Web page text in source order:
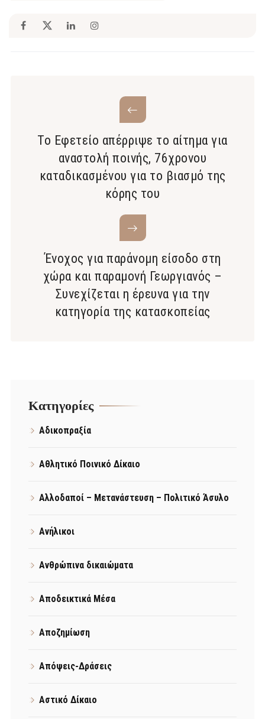
Το Εφετείο απέρριψε το αίτημα για
αναστολή ποινής, 76χρονου
καταδικασμένου για το βιασμό της
κόρης του
Ένοχος για παράνομη είσοδο στη
χώρα και παραμονή Γεωργιανός –
Συνεχίζεται η έρευνα για την
κατηγορία της κατασκοπείας
Kατηγορίες
Αδικοπραξία
Αθλητικό Ποινικό Δίκαιο
Αλλοδαποί – Μετανάστευση – Πολιτικό Άσυλο
Ανήλικοι
Ανθρώπινα δικαιώματα
Αποδεικτικά Μέσα
Αποζημίωση
Απόψεις-Δράσεις
Αστικό Δίκαιο